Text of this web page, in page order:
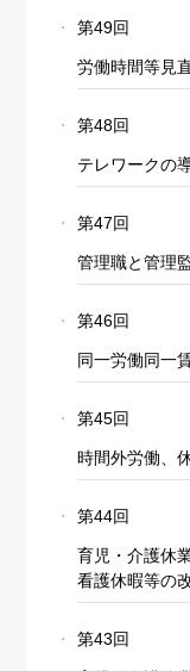
第49回
労働時間等見
第48回
テレワークの
第47回
管理職と管理
第46回
同一労働同一
第45回
時間外労働、
第44回
育児・介護休
看護休暇等の
第43回